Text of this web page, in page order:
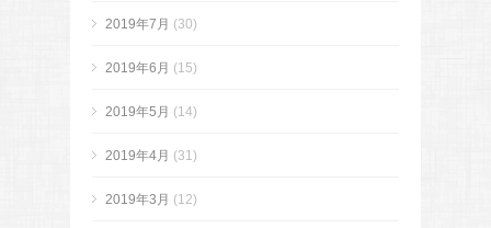
2019年7月 (30)
2019年6月 (15)
2019年5月 (14)
2019年4月 (31)
2019年3月 (12)